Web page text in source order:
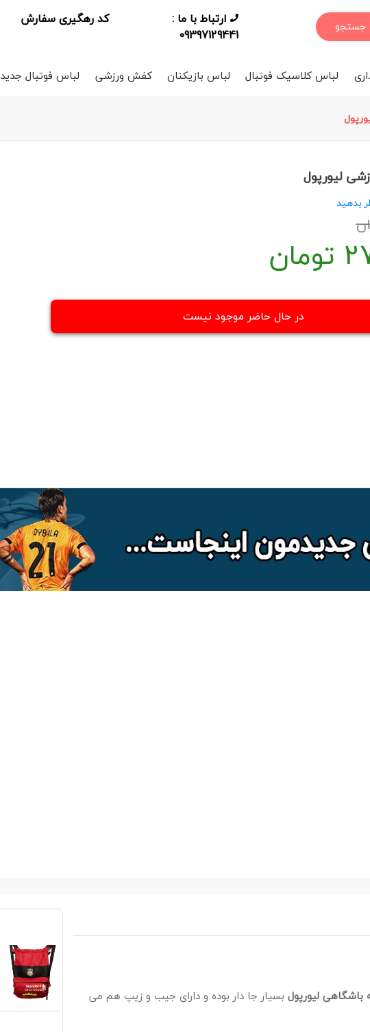
جستجو
ارتباط با ما :
09397129441
کد رهگیری سفارش
لباس کلاسیک فوتبال لباس بازیکنان کفش ورزشی لباس فوتبال جدید 2026
لیورپول
بدهید
تومان
در حال حاضر موجود نیست
باشگاهی لیورپول بسیار جا دار بوده و دارای جیب و زیپ هم می